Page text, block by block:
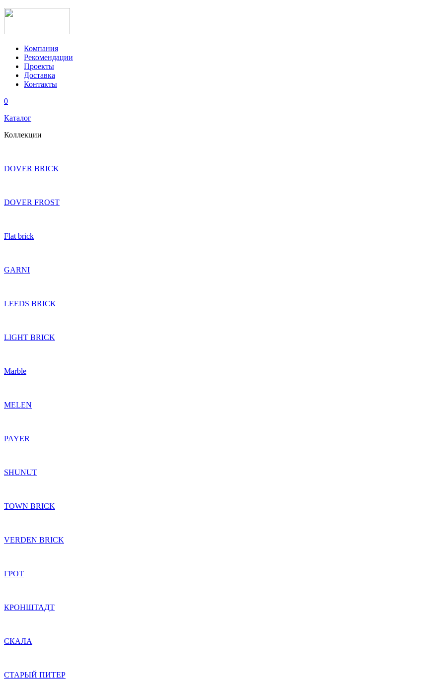
Компания
Рекомендации
Проекты
Доставка
Контакты
0
Каталог
Коллекции
DOVER BRICK
DOVER FROST
Flat brick
GARNI
LEEDS BRICK
LIGHT BRICK
Marble
MELEN
PAYER
SHUNUT
TOWN BRICK
VERDEN BRICK
ГРОТ
КРОНШТАДТ
СКАЛА
СТАРЫЙ ПИТЕР